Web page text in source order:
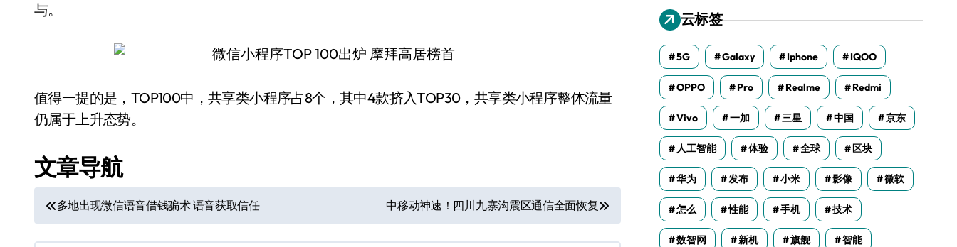
与。
值得一提的是，TOP100中，共享类小程序占8个，其中4款挤入TOP30，共享类小程序整体流量
仍属于上升态势。
文章导航
多地出现微信语音借钱骗术 语音获取信任 中移动神速！四川九寨沟震区通信全面恢复
云标签
5G Galaxy Iphone IQOO
OPPO Pro Realme Redmi
Vivo 一加 三星 中国 京东
人工智能 体验 全球 区块
华为 发布 小米 影像 微软
怎么 性能 手机 技术
数智网 新机 旗舰 智能